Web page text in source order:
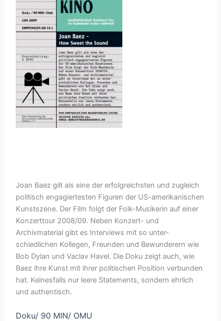
Joan Baez gilt als eine der erfolgreichsten und zugleich
politisch engagiertesten Figuren der US-amerikanischen
Kunstszene. Der Film folgt der Folk-Musikerin auf einer
Konzerttour 2008/09. Neben Konzert- und
Archivmaterial gibt es Interviews mit so unter-
schiedlichen Kollegen, Freunden und Bewunderern wie
Bob Dylan und Vaclav Havel. Die Doku zeigt auch, wie
Baez ihre Kunst mit ihrer politischen Position verbunden
hat. Keinesfalls nur leere Statements, sondern ehrlich
und authentisch.
Doku/ 90 MIN/ OMU